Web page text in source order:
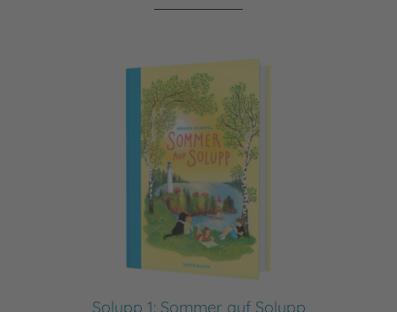
Solupp 1: Sommer auf Solupp